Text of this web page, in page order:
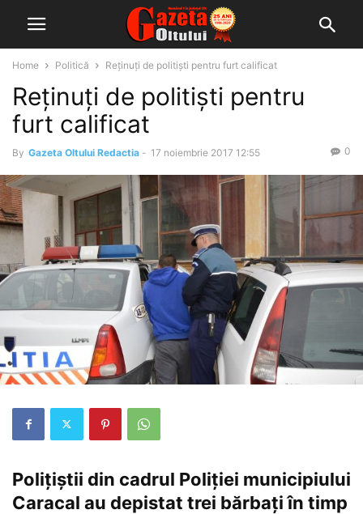
Home Politică Reținuți de politiști pentru furt calificat
Reținuți de politiști pentru
furt calificat
By Gazeta Oltului Redactia - 17 noiembrie 2017 12:55 0
Poliţiştii din cadrul Poliției municipiului
Caracal au depistat trei bărbați în timp